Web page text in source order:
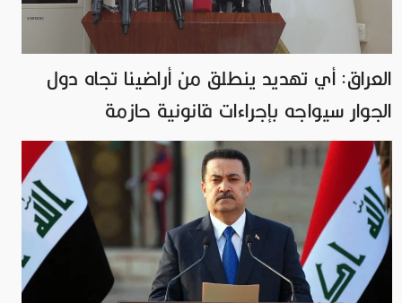
العراق: أي تهديد ينطلق من أراضينا تجاه دول
الجوار سيواجه بإجراءات قانونية حازمة